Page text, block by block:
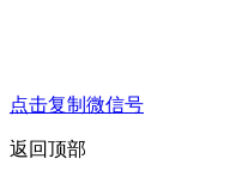
点击复制微信号
返回顶部